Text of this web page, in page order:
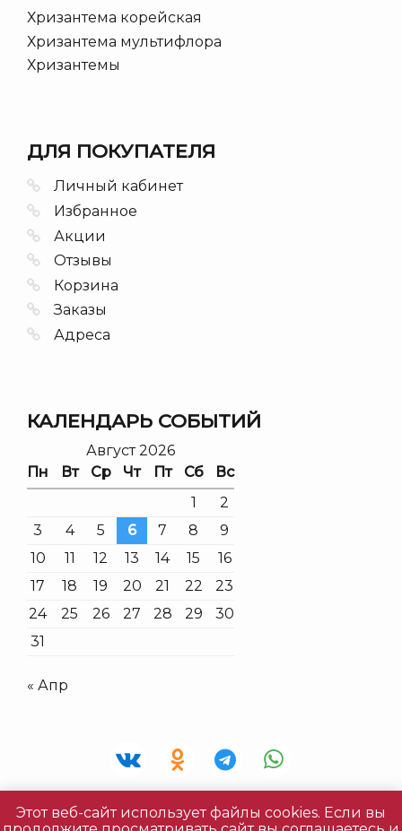
Хризантема корейская
Хризантема мультифлора
Хризантемы
ДЛЯ ПОКУПАТЕЛЯ
Личный кабинет
Избранное
Акции
Отзывы
Корзина
Заказы
Адреса
КАЛЕНДАРЬ СОБЫТИЙ
Август 2026
Пн
Вт Ср Чт Пт Сб
Вс
1
2
3
4 5 6 7 8
9
10
11 12 13 14 15
16
17
18 19 20 21 22
23
24
25 26 27 28 29
30
31
« Апр
Все права защищены © 2026 «Живая Фантазия» |
Этот веб-сайт использует файлы cookies. Если вы